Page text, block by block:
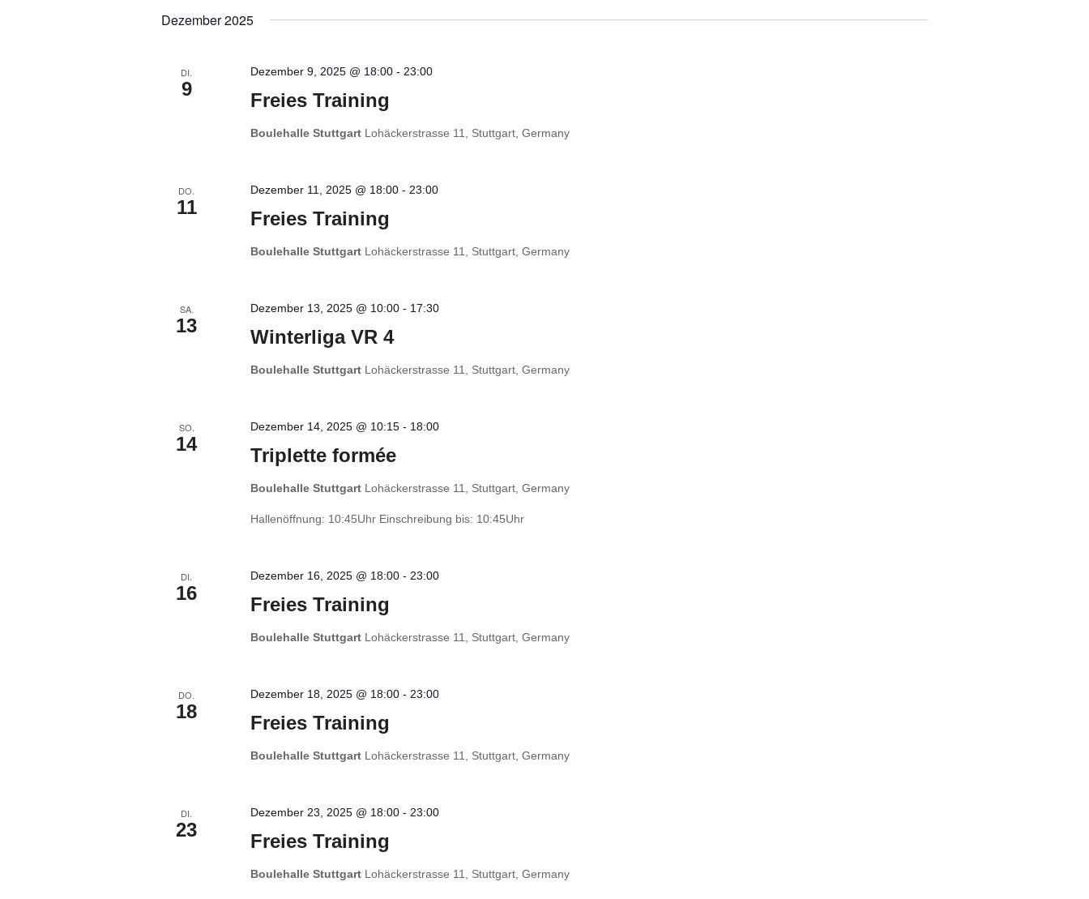
Dezember 2025
DI.
9
Freies Training
Dezember 9, 2025 @ 18:00 - 23:00
Boulehalle Stuttgart Lohäckerstrasse 11, Stuttgart, Germany
DO.
11
Freies Training
Dezember 11, 2025 @ 18:00 - 23:00
Boulehalle Stuttgart Lohäckerstrasse 11, Stuttgart, Germany
SA.
13
Winterliga VR 4
Dezember 13, 2025 @ 10:00 - 17:30
Boulehalle Stuttgart Lohäckerstrasse 11, Stuttgart, Germany
SO.
14
Triplette formée
Dezember 14, 2025 @ 10:15 - 18:00
Boulehalle Stuttgart Lohäckerstrasse 11, Stuttgart, Germany
Hallenöffnung: 10:45Uhr Einschreibung bis: 10:45Uhr
DI.
16
Freies Training
Dezember 16, 2025 @ 18:00 - 23:00
Boulehalle Stuttgart Lohäckerstrasse 11, Stuttgart, Germany
DO.
18
Freies Training
Dezember 18, 2025 @ 18:00 - 23:00
Boulehalle Stuttgart Lohäckerstrasse 11, Stuttgart, Germany
DI.
23
Freies Training
Dezember 23, 2025 @ 18:00 - 23:00
Boulehalle Stuttgart Lohäckerstrasse 11, Stuttgart, Germany